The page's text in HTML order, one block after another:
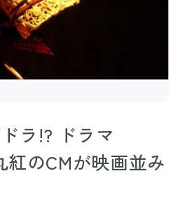
ラ!? ドラマ
紅のCMが映画並み